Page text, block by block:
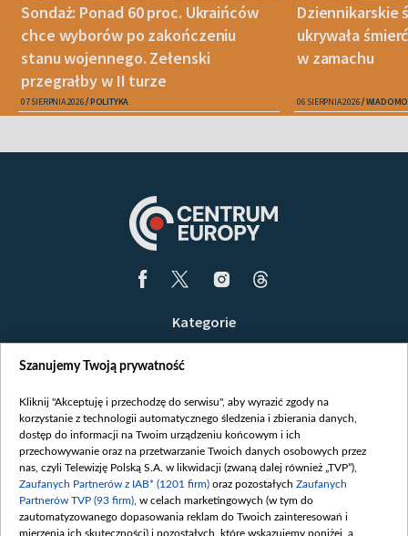
Sondaż: Ponad 60 proc. Ukraińców
chce wyborów po zakończeniu
stanu wojennego. Zełenski
przegrałby w II turze
07 SIERPNIA 2026 POLITYKA
Dziennikarskie
ukrywała
w zamachu
06 SIERPNIA 2026
Kategorie
Opinie
Białoruś / Polska
Czytelnia
Centrum Europy
O nas
Kontakt
Szanujemy Twoją prywatność
Kliknij "Akceptuję i przechodzę do serwisu", aby wyrazić zgody na
korzystanie z technologii automatycznego śledzenia i zbierania danych,
dostęp do informacji na Twoim urządzeniu końcowym i ich
przechowywanie oraz na przetwarzanie Twoich danych osobowych przez
nas, czyli Telewizję Polską S.A. w likwidacji (zwaną dalej również „TVP”),
Zaufanych Partnerów z IAB* (1201 firm) oraz pozostałych Zaufanych
Partnerów TVP (93 firm) , w celach marketingowych (w tym do
zautomatyzowanego dopasowania reklam do Twoich zainteresowań i
mierzenia ich skuteczności) i pozostałych, które wskazujemy poniżej, a